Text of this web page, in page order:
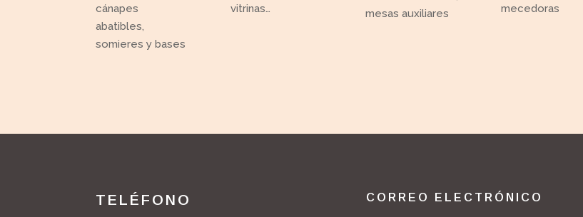
cánapes
abatibles,
somieres y bases
vitrinas…
mesas auxiliares
mecedoras
TELÉFONO CORREO ELECTRÓNICO